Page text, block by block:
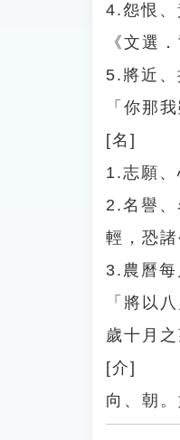
4.怨恨、
《文選
5.將近
「你那
[名]
1.志願、
2.名譽
輕，恐諸
3.農曆
「將以
歲十月
[介]
向、朝